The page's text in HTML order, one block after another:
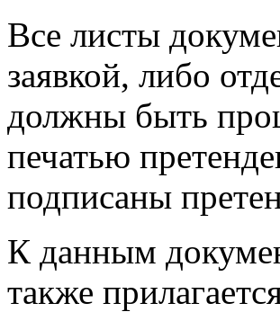
Все листы
заявкой, либо
должны быть
печатью
подписаны
К данным
также